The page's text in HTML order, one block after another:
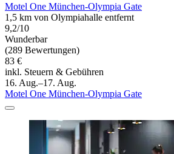
Motel One München-Olympia Gate
1,5 km von Olympiahalle entfernt
9,2/10
Wunderbar
(289 Bewertungen)
83 €
inkl. Steuern & Gebühren
16. Aug.–17. Aug.
Motel One München-Olympia Gate